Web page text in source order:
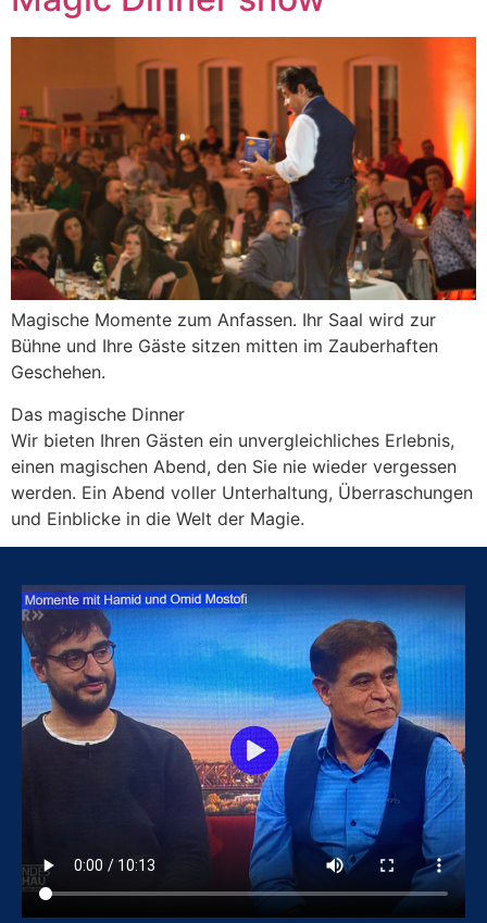
Magische Momente zum Anfassen. Ihr Saal wird zur
Bühne und Ihre Gäste sitzen mitten im Zauberhaften
Geschehen.
Das magische Dinner
Wir bieten Ihren Gästen ein unvergleichliches Erlebnis,
einen magischen Abend, den Sie nie wieder vergessen
werden. Ein Abend voller Unterhaltung, Überraschungen
und Einblicke in die Welt der Magie.